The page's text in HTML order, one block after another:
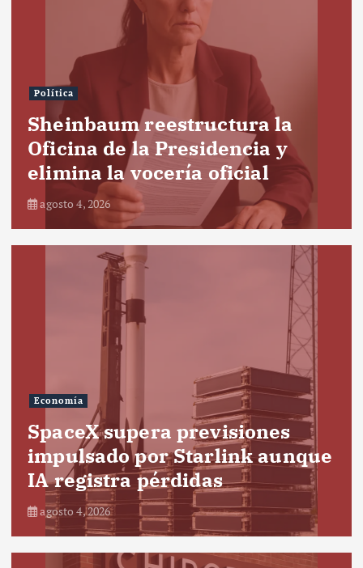
Política
Sheinbaum reestructura la
Oficina de la Presidencia y
elimina la vocería oficial
agosto 4, 2026
Economía
SpaceX supera previsiones
impulsado por Starlink aunque
IA registra pérdidas
agosto 4, 2026